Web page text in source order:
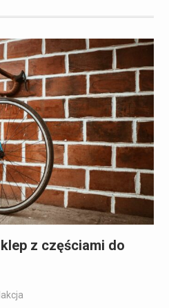
z częściami do